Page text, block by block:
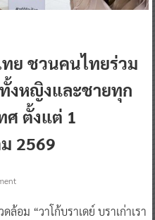
ย ชวนคนไทยร่วม
งหญิงและชายทุก
ศ ตั้งแต่ 1
2569
ล้อม “วาโก้บราเดย์ บราเก่าเรา